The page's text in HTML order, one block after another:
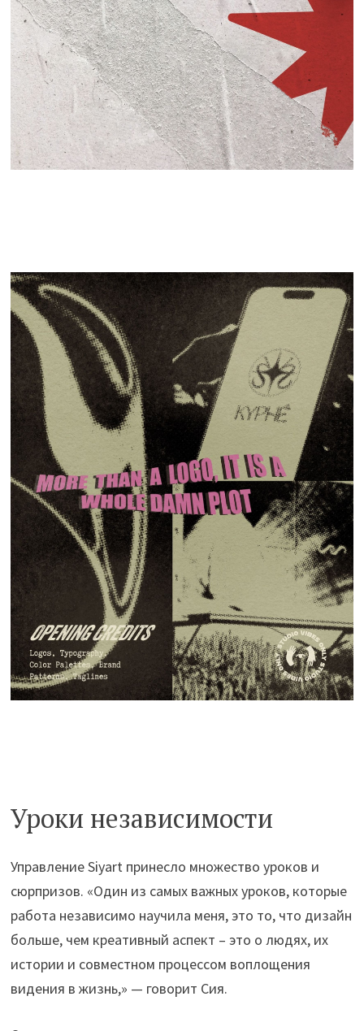
Уроки независимости
Управление Siyart принесло множество уроков и
сюрпризов. «Один из самых важных уроков, которые
работа независимо научила меня, это то, что дизайн
больше, чем креативный аспект – это о людях, их
истории и совместном процессом воплощения
видения в жизнь,» — говорит Сия.